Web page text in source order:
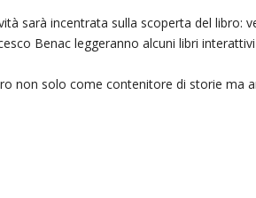
sarà incentrata sulla scoperta del
Benac leggeranno alcuni libri
non solo come contenitore di storie ma